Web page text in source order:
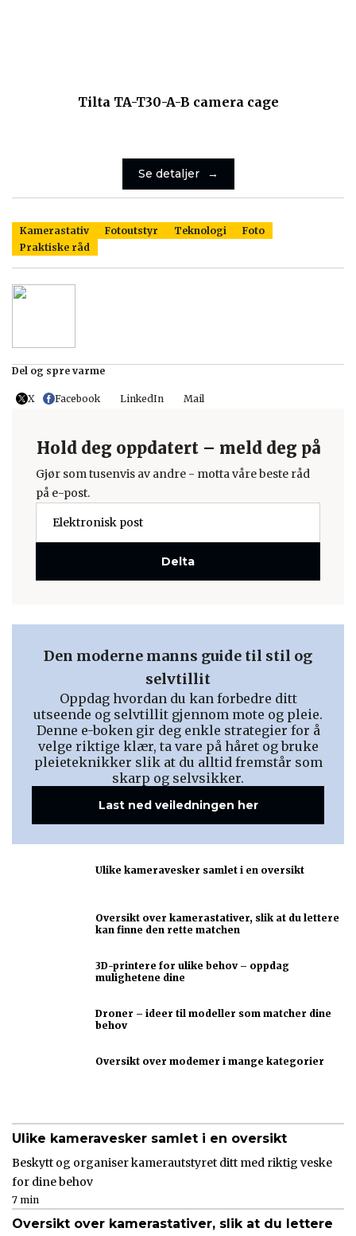
Tilta TA-T30-A-B camera cage
Se detaljer
Kamerastativ Fotoutstyr Teknologi
Foto
Praktiske råd
Del og spre varme
X Facebook LinkedIn Mail
Hold deg oppdatert – meld deg på
Gjør som tusenvis av andre - motta våre beste råd
på e-post.
Delta
Den moderne manns guide til stil og
selvtillit
Oppdag hvordan du kan forbedre ditt
utseende og selvtillit gjennom mote og pleie.
Denne e-boken gir deg enkle strategier for å
velge riktige klær, ta vare på håret og bruke
pleieteknikker slik at du alltid fremstår som
skarp og selvsikker.
Last ned veiledningen her
Ulike kameravesker samlet i en oversikt
Oversikt over kamerastativer, slik at du lettere
kan finne den rette matchen
3D-printere for ulike behov – oppdag
mulighetene dine
Droner – ideer til modeller som matcher dine
behov
Oversikt over modemer i mange kategorier
Ulike kameravesker samlet i en oversikt
Beskytt og organiser kamerautstyret ditt med riktig veske
for dine behov
7 min
Oversikt over kamerastativer, slik at du lettere